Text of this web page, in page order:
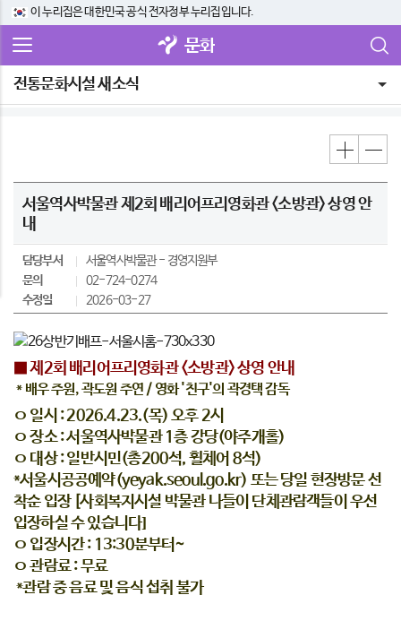
이 누리집은 대한민국 공식 전자정부 누리집입니다.
문화
전통문화시설 새소식
서울역사박물관 제2회 배리어프리영화관 <소방관> 상영 안
내
담당부서 서울역사박물관
경영지원부
문의
02-724-0274
수정일
2026-03-27
■ 제2회 배리어프리영화관 <소방관> 상영 안내
* 배우 주원, 곽도원 주연 / 영화 '친구'의 곽경택 감독
ㅇ 일시 : 2026.4.23.(목) 오후 2시
ㅇ 장소 : 서울역사박물관 1층 강당(야주개홀)
ㅇ 대상 : 일반시민(총200석, 휠체어 8석)
*서울시공공예약(yeyak.seoul.go.kr) 또는 당일 현장방문 선
착순 입장 [사회복지시설 박물관 나들이 단체관람객들이 우선
입장하실 수 있습니다]
ㅇ 입장시간 : 13:30분부터~
ㅇ 관람료 : 무료
*관람 중 음료 및 음식 섭취 불가